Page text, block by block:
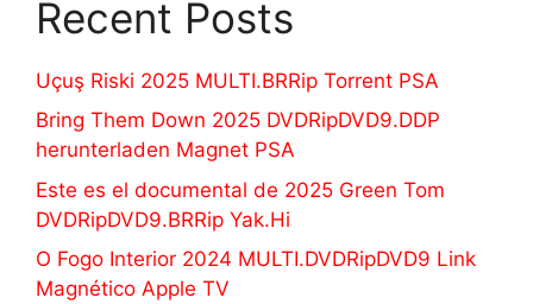
Recent Posts
Uçuş Riski 2025 MULTI.BRRip Torrent PSA
Bring Them Down 2025 DVDRipDVD9.DDP
herunterladen Magnet PSA
Este es el documental de 2025 Green Tom
DVDRipDVD9.BRRip Yak.Hi
O Fogo Interior 2024 MULTI.DVDRipDVD9 Link
Magnético Apple TV